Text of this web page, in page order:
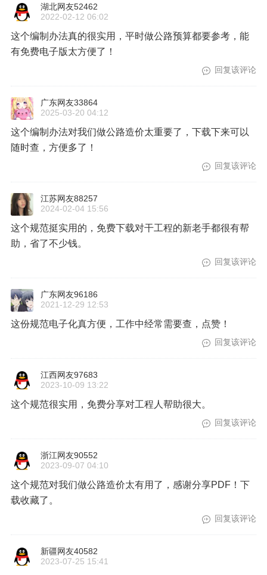
湖北网友52462
2022-02-12 06:02
这个编制办法真的很实用，平时做公路预算都要参考，能
有免费电子版太方便了！
回复该评论
广东网友33864
2025-03-20 04:12
这个编制办法对我们做公路造价太重要了，下载下来可以
随时查，方便多了！
回复该评论
江苏网友88257
2024-02-04 15:56
这个规范挺实用的，免费下载对干工程的新老手都很有帮
助，省了不少钱。
回复该评论
广东网友96186
2021-12-29 12:53
这份规范电子化真方便，工作中经常需要查，点赞！
回复该评论
江西网友97683
2023-10-09 13:22
这个规范很实用，免费分享对工程人帮助很大。
回复该评论
浙江网友90552
2023-09-07 04:10
这个规范对我们做公路造价太有用了，感谢分享PDF！下
载收藏了。
回复该评论
新疆网友40582
2023-07-25 15:41